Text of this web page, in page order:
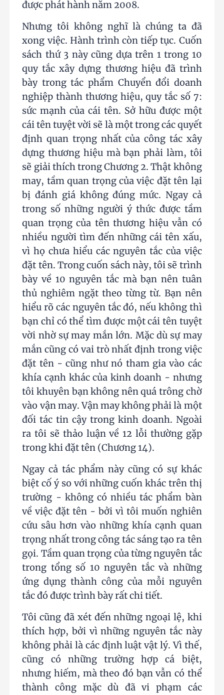
được phát hành năm 2008.
Nhưng tôi không nghĩ là chúng ta đã
xong việc. Hành trình còn tiếp tục. Cuốn
sách thứ 3 này cũng dựa trên 1 trong 10
quy tắc xây dựng thương hiệu đã trình
bày trong tác phẩm Chuyển đổi doanh
nghiệp thành thương hiệu, quy tắc số 7:
sức mạnh của cái tên. Sở hữu được một
cái tên tuyệt vời sẽ là một trong các quyết
định quan trọng nhất của công tác xây
dựng thương hiệu mà bạn phải làm, tôi
sẽ giải thích trong Chương 2. Thật không
may, tầm quan trọng của việc đặt tên lại
bị đánh giá không đúng mức. Ngay cả
trong số những người ý thức được tầm
quan trọng của tên thương hiệu vẫn có
nhiều người tìm đến những cái tên xấu,
vì họ chưa hiểu các nguyên tắc của việc
đặt tên. Trong cuốn sách này, tôi sẽ trình
bày về 10 nguyên tắc mà bạn nên tuân
thủ nghiêm ngặt theo từng từ. Bạn nên
hiểu rõ các nguyên tắc đó, nếu không thì
bạn chỉ có thể tìm được một cái tên tuyệt
vời nhờ sự may mắn lớn. Mặc dù sự may
mắn cũng có vai trò nhất định trong việc
đặt tên - cũng như nó tham gia vào các
khía cạnh khác của kinh doanh - nhưng
tôi khuyên bạn không nên quá trông chờ
vào vận may. Vận may không phải là một
đối tác tin cậy trong kinh doanh. Ngoài
ra tôi sẽ thảo luận về 12 lỗi thường gặp
trong khi đặt tên (Chương 14).
Ngay cả tác phẩm này cũng có sự khác
biệt cố ý so với những cuốn khác trên thị
trường - không có nhiều tác phẩm bàn
về việc đặt tên - bởi vì tôi muốn nghiên
cứu sâu hơn vào những khía cạnh quan
trọng nhất trong công tác sáng tạo ra tên
gọi. Tầm quan trọng của từng nguyên tắc
trong tổng số 10 nguyên tắc và những
ứng dụng thành công của mỗi nguyên
tắc đó được trình bày rất chi tiết.
Tôi cũng đã xét đến những ngoại lệ, khi
thích hợp, bởi vì những nguyên tắc này
không phải là các định luật vật lý. Vì thế,
cũng có những trường hợp cá biệt,
nhưng hiếm, mà theo đó bạn vẫn có thể
thành công mặc dù đã vi phạm các